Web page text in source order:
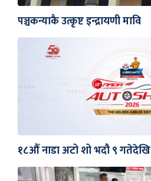
पञ्चकन्याकै उत्कृष्ट इन्द्रायणी मावि
१८औँ नाडा अटो शो भदौ ९ गतेदेखि